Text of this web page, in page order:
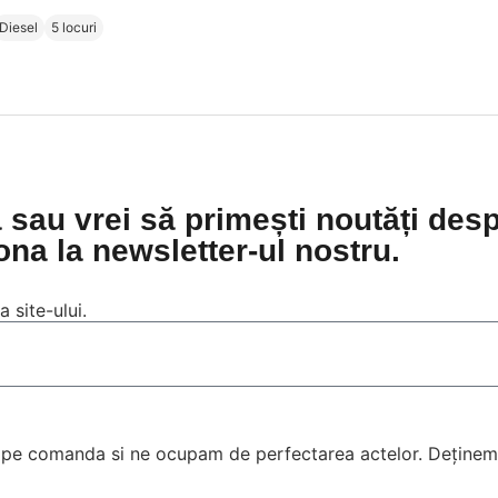
Diesel 5 locuri
vrei să primești noutăți
la newsletter-ul nostru.
site-ului.
comanda si ne ocupam de perfectarea actelor.